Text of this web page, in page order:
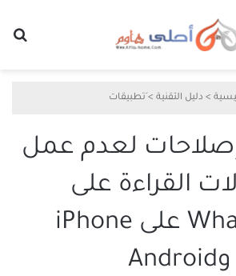
> دليل التقنية > َتطبيقات
4 إصلاحات لعدم عمل
القراءة على
WhatsApp على iPhone
وAndroid